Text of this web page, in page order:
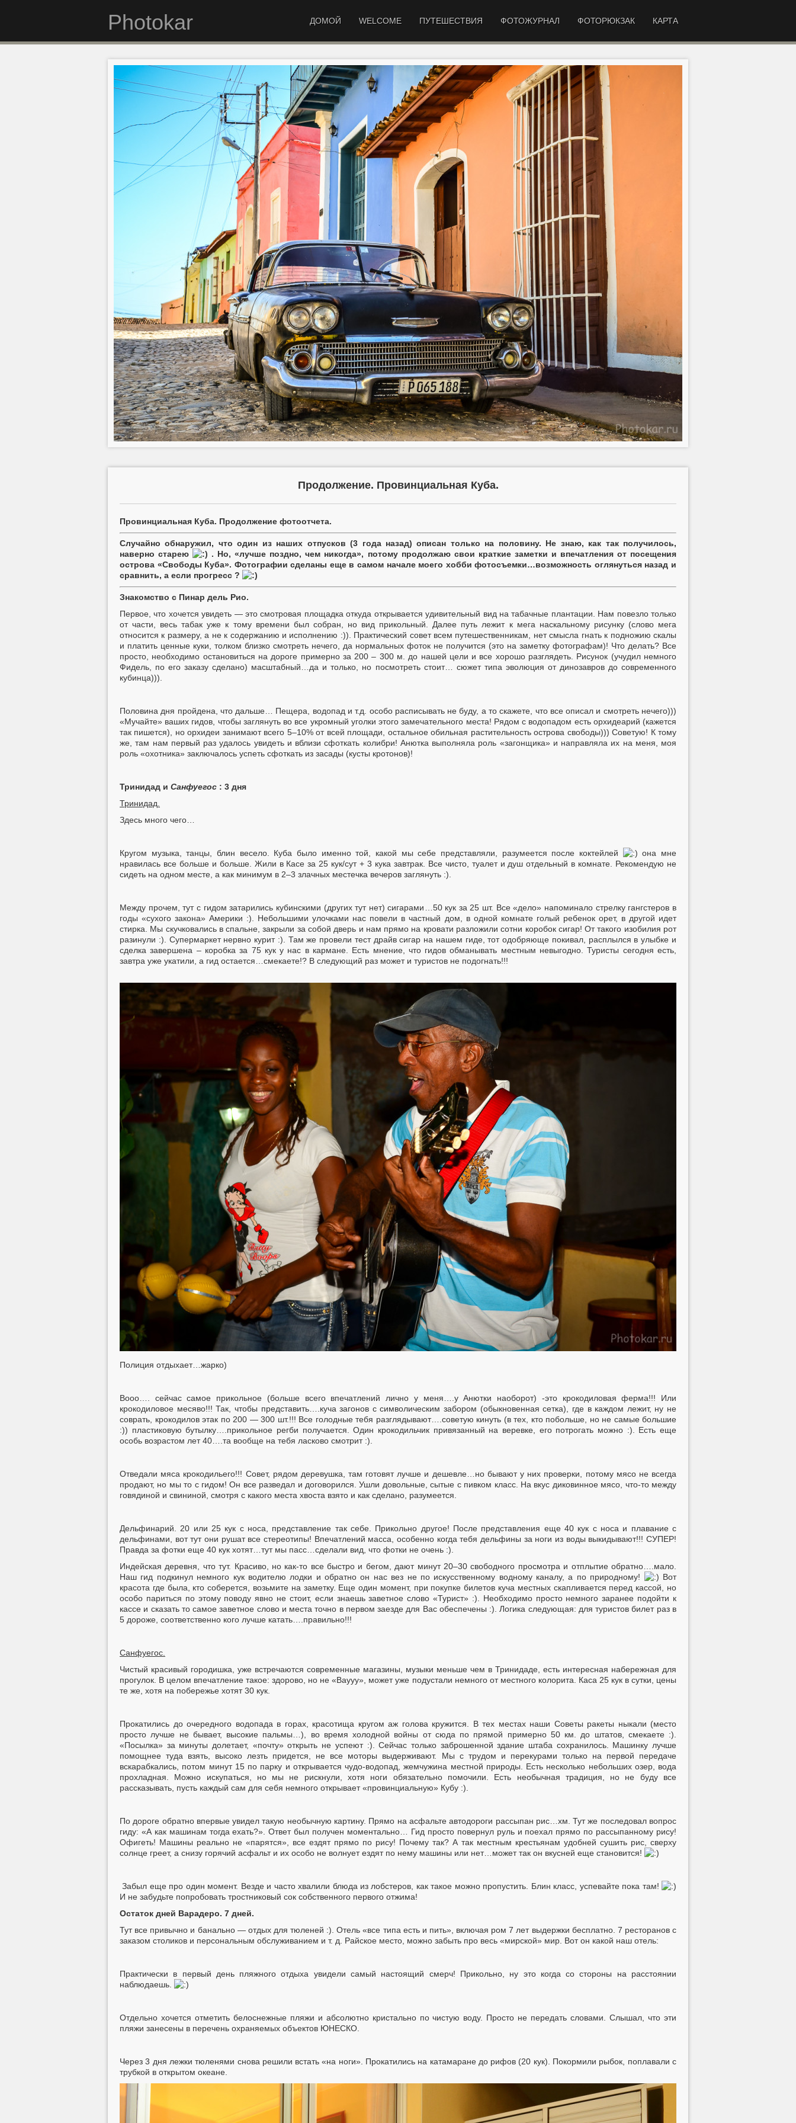
Photokar КАРТА
ФОТОРЮКЗАК
ФОТОЖУРНАЛ
ПУТЕШЕСТВИЯ
WELCOME
ДОМОЙ
Продолжение. Провинциальная Куба.
Провинциальная Куба. Продолжение фотоотчета.
Случайно обнаружил, что один из наших отпусков (3 года назад) описан только на половину. Не знаю, как так получилось,
наверно старею
. Но, «лучше поздно, чем никогда», потому продолжаю свои краткие заметки и впечатления от посещения
острова «Свободы Куба». Фотографии сделаны еще в самом начале моего хобби фотосъемки…возможность оглянуться назад и
сравнить, а если прогресс ?
Знакомство с Пинар дель Рио.
Первое, что хочется увидеть — это смотровая площадка откуда открывается удивительный вид на табачные плантации. Нам повезло только
от части, весь табак уже к тому времени был собран, но вид прикольный. Далее путь лежит к мега наскальному рисунку (слово мега
относится к размеру, а не к содержанию и исполнению :)). Практический совет всем путешественникам, нет смысла гнать к подножию скалы
и платить ценные куки, толком близко смотреть нечего, да нормальных фоток не получится (это на заметку фотографам)! Что делать? Все
просто, необходимо остановиться на дороге примерно за 200 – 300 м. до нашей цели и все хорошо разглядеть. Рисунок (учудил немного
Фидель, по его заказу сделано) масштабный…да и только, но посмотреть стоит… сюжет типа эволюция от динозавров до современного
кубинца))).
Половина дня пройдена, что дальше… Пещера, водопад и т.д. особо расписывать не буду, а то скажете, что все описал и смотреть нечего)))
«Мучайте» ваших гидов, чтобы заглянуть во все укромный уголки этого замечательного места! Рядом с водопадом есть орхидеарий (кажется
так пишется), но орхидеи занимают всего 5–10% от всей площади, остальное обильная растительность острова свободы))) Советую! К тому
же, там нам первый раз удалось увидеть и вблизи сфоткать колибри! Анютка выполняла роль «загонщика» и направляла их на меня, моя
роль «охотника» заключалось успеть сфоткать из засады (кусты кротонов)!
Тринидад и Санфуегос : 3 дня
Тринидад.
Здесь много чего…
Кругом музыка, танцы, блин весело. Куба было именно той, какой мы себе представляли, разумеется после коктейлей
она мне
нравилась все больше и больше. Жили в Касе за 25 кук/сут + 3 кука завтрак. Все чисто, туалет и душ отдельный в комнате. Рекомендую не
сидеть на одном месте, а как минимум в 2–3 злачных местечка вечеров заглянуть :).
Между прочем, тут с гидом затарились кубинскими (других тут нет) сигарами…50 кук за 25 шт. Все «дело» напоминало стрелку гангстеров в
годы «сухого закона» Америки :). Небольшими улочками нас повели в частный дом, в одной комнате голый ребенок орет, в другой идет
стирка. Мы скучковались в спальне, закрыли за собой дверь и нам прямо на кровати разложили сотни коробок сигар! От такого изобилия рот
разинули :). Супермаркет нервно курит :). Там же провели тест драйв сигар на нашем гиде, тот одобряюще покивал, расплылся в улыбке и
сделка завершена – коробка за 75 кук у нас в кармане. Есть мнение, что гидов обманывать местным невыгодно. Туристы сегодня есть,
завтра уже укатили, а гид остается…смекаете!? В следующий раз может и туристов не подогнать!!!
Полиция отдыхает…жарко)
Вооо…. сейчас самое прикольное (больше всего впечатлений лично у меня….у Анютки наоборот) -это крокодиловая ферма!!! Или
крокодиловое месяво!!! Так, чтобы представить….куча загонов с символическим забором (обыкновенная сетка), где в каждом лежит, ну не
соврать, крокодилов этак по 200 — 300 шт.!!! Все голодные тебя разглядывают….советую кинуть (в тех, кто побольше, но не самые большие
:)) пластиковую бутылку….прикольное регби получается. Один крокодильчик привязанный на веревке, его потрогать можно :). Есть еще
особь возрастом лет 40….та вообще на тебя ласково смотрит :).
Отведали мяса крокодильего!!! Совет, рядом деревушка, там готовят лучше и дешевле…но бывают у них проверки, потому мясо не всегда
продают, но мы то с гидом! Он все разведал и договорился. Ушли довольные, сытые с пивком класс. На вкус диковинное мясо, что-то между
говядиной и свининой, смотря с какого места хвоста взято и как сделано, разумеется.
Дельфинарий. 20 или 25 кук с носа, представление так себе. Прикольно другое! После представления еще 40 кук с носа и плавание с
дельфинами, вот тут они рушат все стереотипы! Впечатлений масса, особенно когда тебя дельфины за ноги из воды выкидывают!!! СУПЕР!
Правда за фотки еще 40 кук хотят…тут мы пасс…сделали вид, что фотки не очень :).
Индейская деревня, что тут. Красиво, но как-то все быстро и бегом, дают минут 20–30 свободного просмотра и отплытие обратно….мало.
Наш гид подкинул немного кук водителю лодки и обратно он нас вез не по искусственному водному каналу, а по природному!
Вот
красота где была, кто соберется, возьмите на заметку. Еще один момент, при покупке билетов куча местных скапливается перед кассой, но
особо париться по этому поводу явно не стоит, если знаешь заветное слово «Турист» :). Необходимо просто немного заранее подойти к
кассе и сказать то самое заветное слово и места точно в первом заезде для Вас обеспечены :). Логика следующая: для туристов билет раз в
5 дороже, соответственно кого лучше катать….правильно!!!
Санфуегос.
Чистый красивый городишка, уже встречаются современные магазины, музыки меньше чем в Тринидаде, есть интересная набережная для
прогулок. В целом впечатление такое: здорово, но не «Ваууу», может уже подустали немного от местного колорита. Каса 25 кук в сутки, цены
те же, хотя на побережье хотят 30 кук.
Прокатились до очередного водопада в горах, красотища кругом аж голова кружится. В тех местах наши Советы ракеты ныкали (место
просто лучше не бывает, высокие пальмы…), во время холодной войны от сюда по прямой примерно 50 км. до штатов, смекаете :).
«Посылка» за минуты долетает, «почту» открыть не успеют :). Сейчас только заброшенной здание штаба сохранилось. Машинку лучше
помощнее туда взять, высоко лезть придется, не все моторы выдерживают. Мы с трудом и перекурами только на первой передаче
вскарабкались, потом минут 15 по парку и открывается чудо-водопад, жемчужина местной природы. Есть несколько небольших озер, вода
прохладная. Можно искупаться, но мы не рискнули, хотя ноги обязательно помочили. Есть необычная традиция, но не буду все
рассказывать, пусть каждый сам для себя немного открывает «провинциальную» Кубу :).
По дороге обратно впервые увидел такую необычную картину. Прямо на асфальте автодороги рассыпан рис…хм. Тут же последовал вопрос
гиду: «А как машинам тогда ехать?». Ответ был получен моментально… Гид просто повернул руль и поехал прямо по рассыпанному рису!
Офигеть! Машины реально не «парятся», все ездят прямо по рису! Почему так? А так местным крестьянам удобней сушить рис, сверху
солнце греет, а снизу горячий асфальт и их особо не волнует ездят по нему машины или нет…может так он вкусней еще становится!
Забыл еще про один момент. Везде и часто хвалили блюда из лобстеров, как такое можно пропустить. Блин класс, успевайте пока там!
И не забудьте попробовать тростниковый сок собственного первого отжима!
Остаток дней Варадеро. 7 дней.
Тут все привычно и банально — отдых для тюленей :). Отель «все типа есть и пить», включая ром 7 лет выдержки бесплатно. 7 ресторанов с
заказом столиков и персональным обслуживанием и т. д. Райское место, можно забыть про весь «мирской» мир. Вот он какой наш отель:
Практически в первый день пляжного отдыха увидели самый настоящий смерч! Прикольно, ну это когда со стороны на расстоянии
наблюдаешь.
Отдельно хочется отметить белоснежные пляжи и абсолютно кристально по чистую воду. Просто не передать словами. Слышал, что эти
пляжи занесены в перечень охраняемых объектов ЮНЕСКО.
Через 3 дня лежки тюленями снова решили встать «на ноги». Прокатились на катамаране до рифов (20 кук). Покормили рыбок, поплавали с
трубкой в открытом океане.